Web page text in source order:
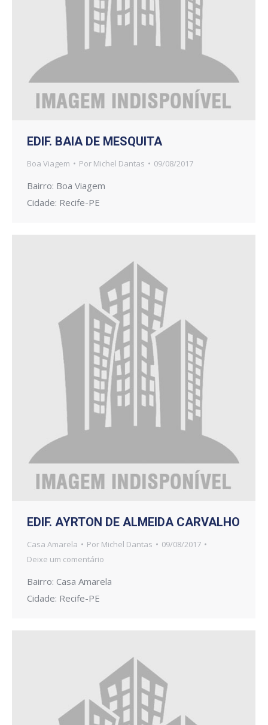
EDIF. BAIA DE MESQUITA
Boa Viagem Por Michel Dantas 09/08/2017
Bairro: Boa Viagem
Cidade: Recife-PE
EDIF. AYRTON DE ALMEIDA CARVALHO
Casa Amarela Por Michel Dantas
09/08/2017
Deixe um comentário
Bairro: Casa Amarela
Cidade: Recife-PE